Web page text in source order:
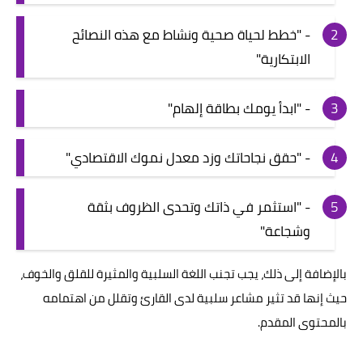
- "خطط لحياة صحية ونشاط مع هذه النصائح
الابتكارية"
- "ابدأ يومك بطاقة إلهام"
- "حقق نجاحاتك وزد معدل نموك الاقتصادي"
- "استثمر في ذاتك وتحدى الظروف بثقة
وشجاعة"
بالإضافة إلى ذلك، يجب تجنب اللغة السلبية والمثيرة للقلق والخوف،
حيث إنها قد تثير مشاعر سلبية لدى القارئ وتقلل من اهتمامه
بالمحتوى المقدم.